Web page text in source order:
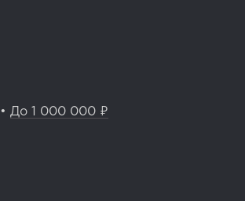
• До 1 000 000 ₽